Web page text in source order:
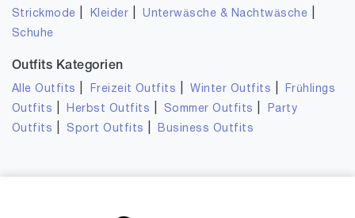
Strickmode
Kleider |Unterwäsche & Nachtwäsche
Schuhe
Outfits Kategorien
Alle Outfits Freizeit Outfits |Winter Outfits
Frühlings
Outfits
Herbst Outfits Sommer Outfits
Party
Outfits
Sport Outfits Business Outfits